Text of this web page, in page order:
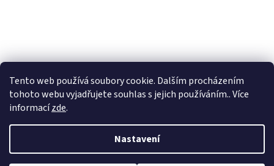
Tento web používá soubory cookie. Dalším procházením
tohoto webu vyjadřujete souhlas s jejich používáním.. Více
informacízde.
Nastavení